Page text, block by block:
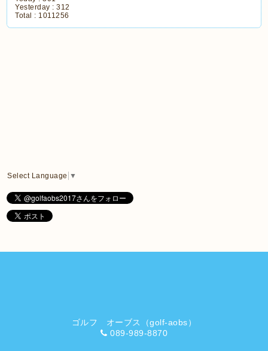
Yesterday :312
Total : 1011256
Select Language ▼
ゴルフ オーブス（golf-aobs）
089-989-8870